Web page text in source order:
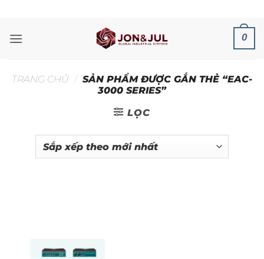
nội
0
TRANG CHỦ / SẢN PHẨM ĐƯỢC GẮN THẺ “EAC-
3000 SERIES”
LỌC